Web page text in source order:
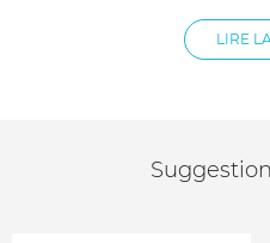
Âge : Naissance à 1 an
Taille : 40 à 75 cm
LIRE